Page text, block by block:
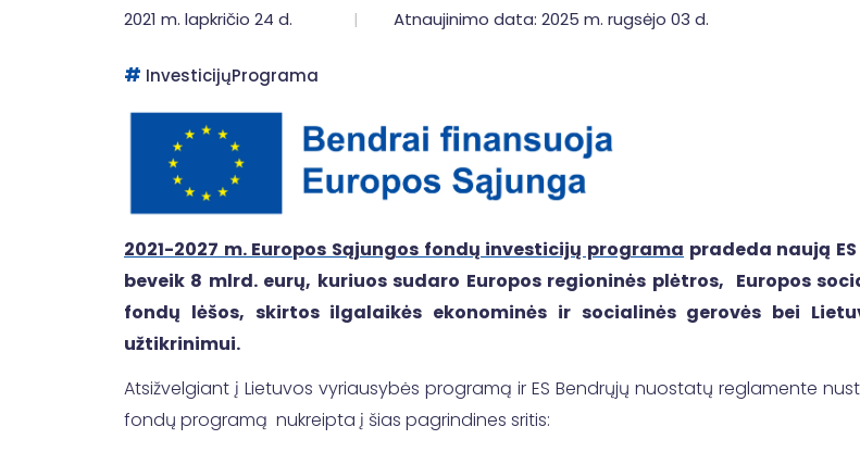
2021 m. lapkričio 24 d. Atnaujinimo data: 2025 m. rugsėjo 03 d.
InvesticijųPrograma
2021-2027 m. Europos Sąjungos fondų investicijų programa pradeda naują
beveik 8 mlrd. eurų, kuriuos sudaro Europos regioninės plėtros, Europos
fondų lėšos, skirtos ilgalaikės ekonominės ir socialinės gerovės bei
užtikrinimui.
Atsižvelgiant į Lietuvos vyriausybės programą ir ES Bendrųjų nuostatų reglamente
fondų programą nukreipta į šias pagrindines sritis: